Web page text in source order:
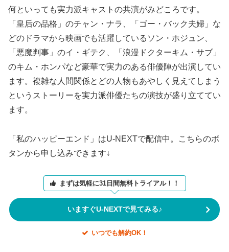
何といっても実力派キャストの共演がみどころです。
「皇后の品格」のチャン・ナラ、「ゴー・バック夫婦」な
どのドラマから映画でも活躍しているソン・ホジュン、
「悪魔判事」のイ・ギテク、「浪漫ドクターキム・サブ」
のキム・ホンパなど豪華で実力のある俳優陣が出演してい
ます。複雑な人間関係とどの人物もあやしく見えてしまう
というストーリーを実力派俳優たちの演技が盛り立ててい
ます。
「私のハッピーエンド」はU-NEXTで配信中。こちらのボ
タンから申し込みできます↓
まずは気軽に31日間無料トライアル！！
いますぐU-NEXTで見てみる♪
いつでも解約OK！